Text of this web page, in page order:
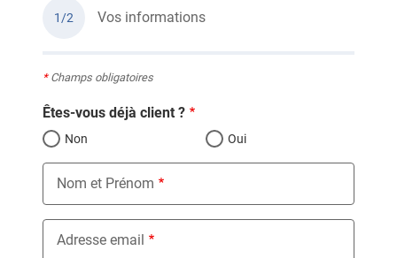
1/2 Vos informations
*Champs obligatoires
Êtes-vous déjà client ?
Non Oui
Nom et Prénom
Adresse email